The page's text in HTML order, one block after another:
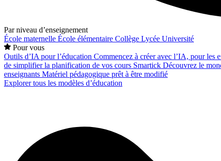
Par niveau d’enseignement
École maternelle École élémentaire Collège Lycée Université
Pour vous
Outils d’IA pour l’éducation Commencez à créer avec l’IA, pour les
de simplifier la planification de vos cours Smartick Découvrez le
enseignants Matériel pédagogique prêt à être modifié
Explorer tous les modèles d’éducation